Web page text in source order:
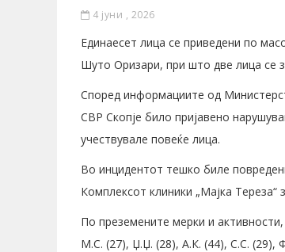
4 јуни , 2026
Единаесет лица се приведени по
Шуто Оризари, при што две лица се
Според информациите од
СВР Скопје било пријавено
учествувале повеќе лица.
Во инцидентот тешко биле
Комплексот клиники „Мајка
По преземените мерки и
М.С. (27), Џ.Џ. (28), А.К. (44), С.С. (29),